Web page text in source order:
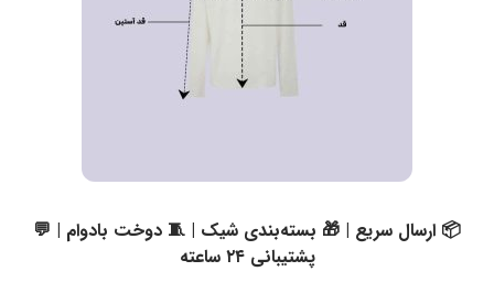
📦 ارسال سریع | 🎁 بسته‌بندی شیک | 🧵 دوخت بادوام | 💬
پشتیبانی ۲۴ ساعته